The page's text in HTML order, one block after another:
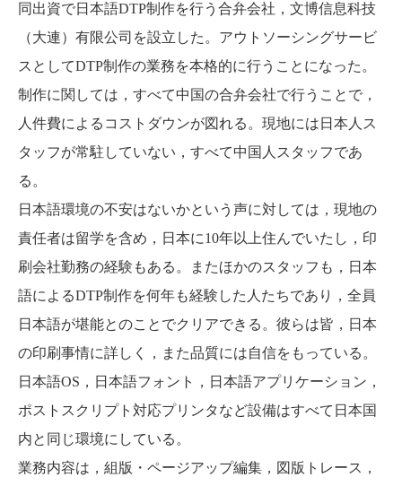
同出資で日本語DTP制作を行う合弁会社，文博信息科技
（大連）有限公司を設立した。アウトソーシングサービ
スとしてDTP制作の業務を本格的に行うことになった。
制作に関しては，すべて中国の合弁会社で行うことで，
人件費によるコストダウンが図れる。現地には日本人ス
タッフが常駐していない，すべて中国人スタッフであ
る。
日本語環境の不安はないかという声に対しては，現地の
責任者は留学を含め，日本に10年以上住んでいたし，印
刷会社勤務の経験もある。またほかのスタッフも，日本
語によるDTP制作を何年も経験した人たちであり，全員
日本語が堪能とのことでクリアできる。彼らは皆，日本
の印刷事情に詳しく，また品質には自信をもっている。
日本語OS，日本語フォント，日本語アプリケーション，
ポストスクリプト対応プリンタなど設備はすべて日本国
内と同じ環境にしている。
業務内容は，組版・ページアップ編集，図版トレース，